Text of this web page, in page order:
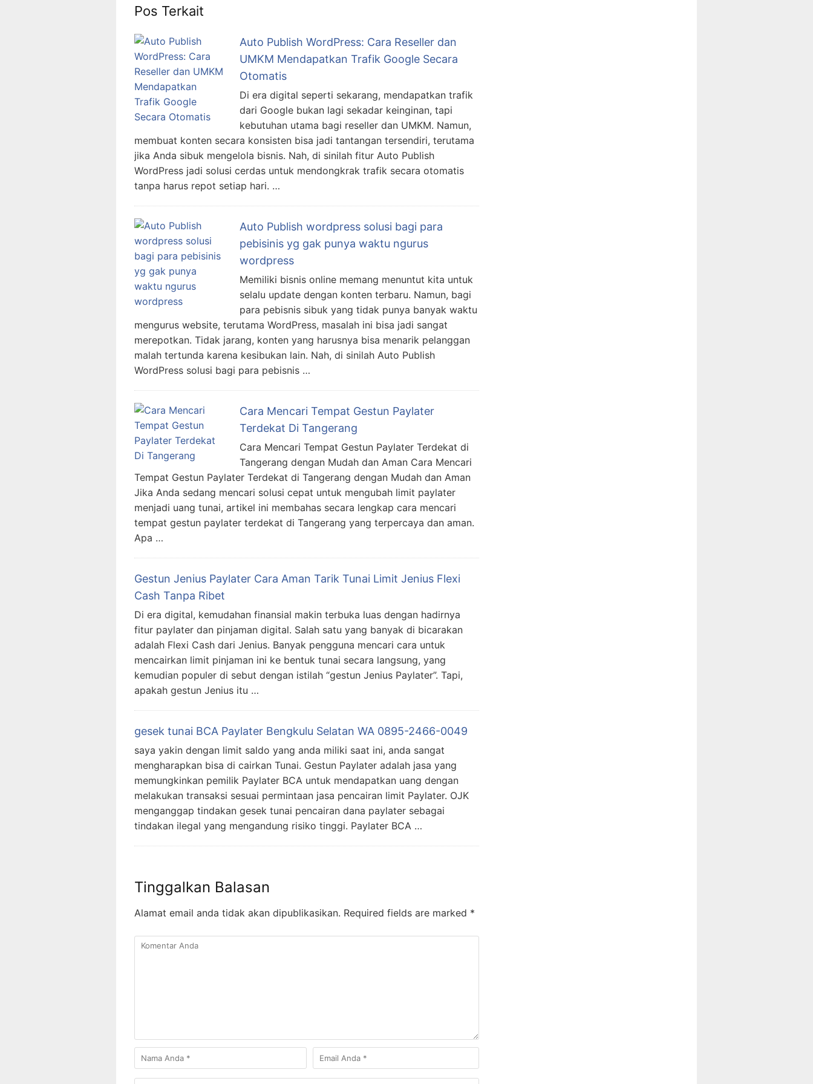
Pos Terkait
Auto Publish WordPress: Cara Reseller dan
UMKM Mendapatkan Trafik Google Secara
Otomatis
Di era digital seperti sekarang, mendapatkan trafik
dari Google bukan lagi sekadar keinginan, tapi
kebutuhan utama bagi reseller dan UMKM. Namun,
membuat konten secara konsisten bisa jadi tantangan tersendiri, terutama
jika Anda sibuk mengelola bisnis. Nah, di sinilah fitur Auto Publish
WordPress jadi solusi cerdas untuk mendongkrak trafik secara otomatis
tanpa harus repot setiap hari. …
Auto Publish wordpress solusi bagi para
pebisinis yg gak punya waktu ngurus
wordpress
Memiliki bisnis online memang menuntut kita untuk
selalu update dengan konten terbaru. Namun, bagi
para pebisnis sibuk yang tidak punya banyak waktu
mengurus website, terutama WordPress, masalah ini bisa jadi sangat
merepotkan. Tidak jarang, konten yang harusnya bisa menarik pelanggan
malah tertunda karena kesibukan lain. Nah, di sinilah Auto Publish
WordPress solusi bagi para pebisnis …
Cara Mencari Tempat Gestun Paylater
Terdekat Di Tangerang
Cara Mencari Tempat Gestun Paylater Terdekat di
Tangerang dengan Mudah dan Aman Cara Mencari
Tempat Gestun Paylater Terdekat di Tangerang dengan Mudah dan Aman
Jika Anda sedang mencari solusi cepat untuk mengubah limit paylater
menjadi uang tunai, artikel ini membahas secara lengkap cara mencari
tempat gestun paylater terdekat di Tangerang yang terpercaya dan aman.
Apa …
Gestun Jenius Paylater Cara Aman Tarik Tunai Limit Jenius Flexi
Cash Tanpa Ribet
Di era digital, kemudahan finansial makin terbuka luas dengan hadirnya
fitur paylater dan pinjaman digital. Salah satu yang banyak di bicarakan
adalah Flexi Cash dari Jenius. Banyak pengguna mencari cara untuk
mencairkan limit pinjaman ini ke bentuk tunai secara langsung, yang
kemudian populer di sebut dengan istilah “gestun Jenius Paylater”. Tapi,
apakah gestun Jenius itu …
gesek tunai BCA Paylater Bengkulu Selatan WA 0895-2466-0049
saya yakin dengan limit saldo yang anda miliki saat ini, anda sangat
mengharapkan bisa di cairkan Tunai. Gestun Paylater adalah jasa yang
memungkinkan pemilik Paylater BCA untuk mendapatkan uang dengan
melakukan transaksi sesuai permintaan jasa pencairan limit Paylater. OJK
menganggap tindakan gesek tunai pencairan dana paylater sebagai
tindakan ilegal yang mengandung risiko tinggi. Paylater BCA …
Tinggalkan Balasan
Alamat email anda tidak akan dipublikasikan. Required fields are marked *